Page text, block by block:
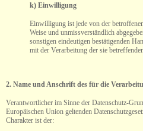
k) Einwilligung
Einwilligung ist jede von der
Weise und unmissverständlich
sonstigen eindeutigen bestätigenden
mit der Verarbeitung der sie
2. Name und Anschrift des für die
Verantwortlicher im Sinne der Datenschutz-
Europäischen Union geltenden
Charakter ist der: